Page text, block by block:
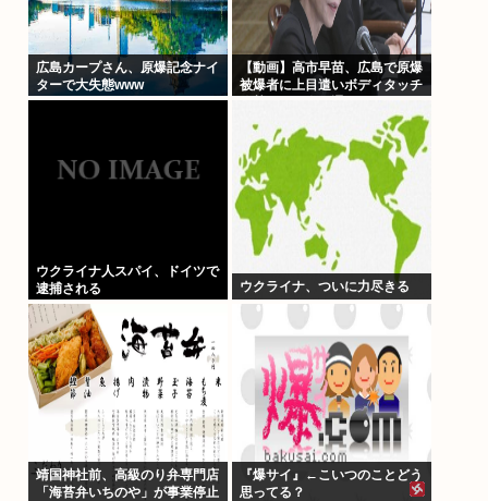
広島カープさん、原爆記念ナイ
ターで大失態www
【動画】高市早苗、広島で原爆
被爆者に上目遣いボディタッチ
ろか「非常に不安」とガチギレ
ウクライナ人スパイ、ドイツで
逮捕される
ウクライナ、ついに力尽きる
靖国神社前、高級のり弁専門店
「海苔弁いちのや」が事業停止
『爆サイ』←こいつのことどう
思ってる？